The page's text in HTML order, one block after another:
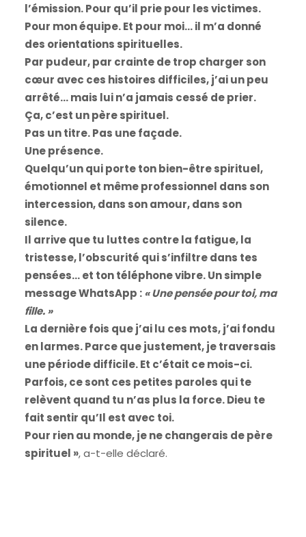
l’émission. Pour qu’il prie pour les victimes.
Pour mon équipe. Et pour moi… il m’a donné
des orientations spirituelles.
Par pudeur, par crainte de trop charger son
cœur avec ces histoires difficiles, j’ai un peu
arrêté… mais lui n’a jamais cessé de prier.
Ça, c’est un père spirituel.
Pas un titre. Pas une façade.
Une présence.
Quelqu’un qui porte ton bien-être spirituel,
émotionnel et même professionnel dans son
intercession, dans son amour, dans son
silence.
Il arrive que tu luttes contre la fatigue, la
tristesse, l’obscurité qui s’infiltre dans tes
pensées… et ton téléphone vibre. Un simple
message WhatsApp : « Une pensée pour toi, ma
fille. »
La dernière fois que j’ai lu ces mots, j’ai fondu
en larmes. Parce que justement, je traversais
une période difficile. Et c’était ce mois-ci.
Parfois, ce sont ces petites paroles qui te
relèvent quand tu n’as plus la force. Dieu te
fait sentir qu’Il est avec toi.
Pour rien au monde, je ne changerais de père
spirituel », a-t-elle déclaré.